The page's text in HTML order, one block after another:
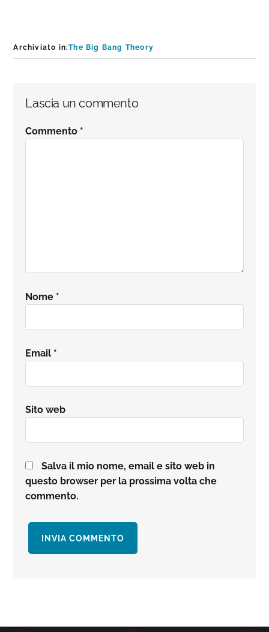
Archiviato in:The Big Bang Theory
Interazioni
del
Lascia un commento
Commento *
Nome *
Email *
Sito web
Salva il mio nome, email e sito web in
questo browser per la prossima volta che
commento.